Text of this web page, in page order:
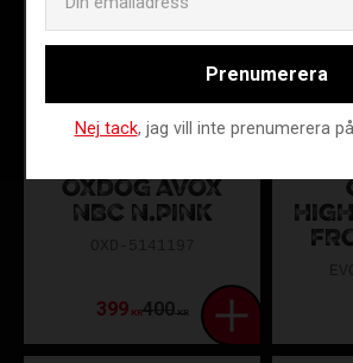
OXDOG AVOX
NBC N.PINK
399KR400KR
Prenumerera
Nej tack, jag vill inte prenumerera